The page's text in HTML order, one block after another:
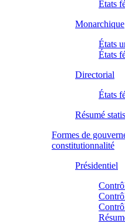
États
Monarchique
États
États
Directorial
États
Résumé
Formes de
constitutionnalité
Présidentiel